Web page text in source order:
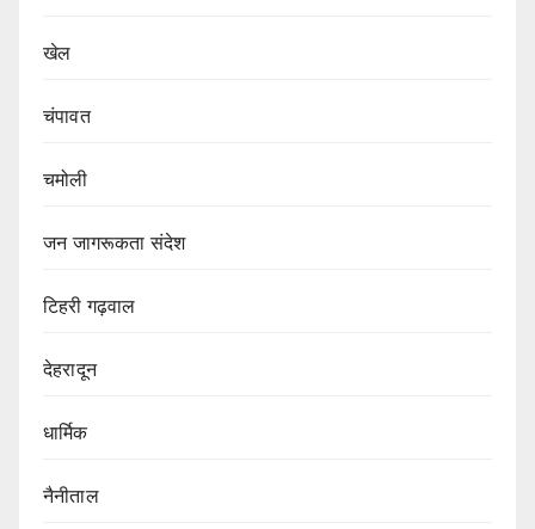
खेल
चंपावत
चमोली
जन जागरूकता संदेश
टिहरी गढ़वाल
देहरादून
धार्मिक
नैनीताल